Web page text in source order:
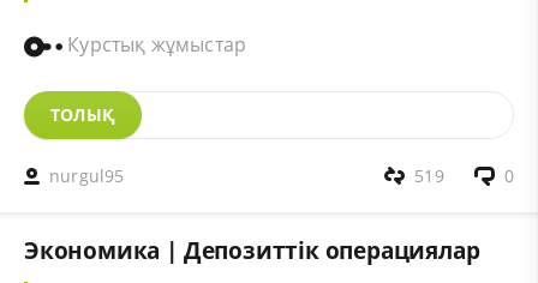
Курстық жұмыстар
ТОЛЫҚ
nurgul95 0
519
Экономика | Депозиттік операциялар